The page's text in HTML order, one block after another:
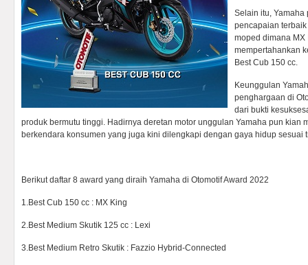
Selain itu, Yamaha
pencapaian
moped dimana MX
mempertahankan
Best Cub 150 cc.
Keunggulan
penghargaan di
dari bukti
produk bermutu tinggi. Hadirnya deretan motor unggulan Yamaha pun kian
berkendara konsumen yang juga kini dilengkapi dengan gaya hidup sesuai
Berikut daftar 8 award yang diraih Yamaha di Otomotif Award 2022
1.Best Cub 150 cc : MX King
2.Best Medium Skutik 125 cc : Lexi
3.Best Medium Retro Skutik : Fazzio Hybrid-Connected